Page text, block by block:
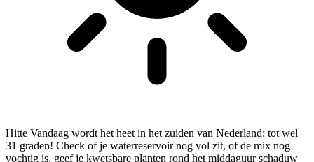
Hitte Vandaag wordt het heet in het zuiden van Nederland: tot wel
31 graden! Check of je waterreservoir nog vol zit, of de mix nog
vochtig is, geef je kwetsbare planten rond het middaguur schaduw